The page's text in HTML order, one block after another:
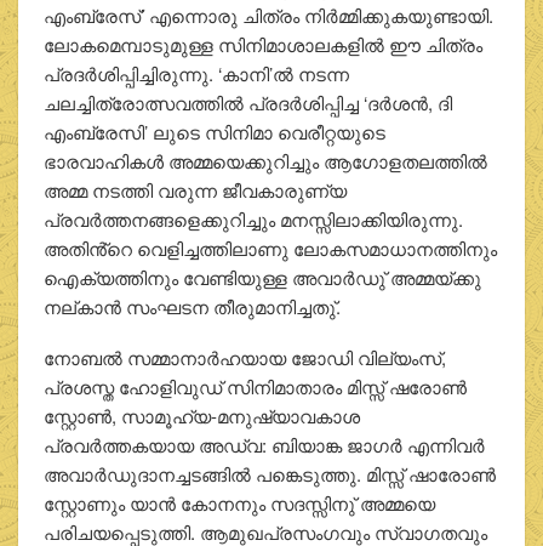
എംബ്രേസ്’ എന്നൊരു ചിത്രം നിർമ്മിക്കുകയുണ്ടായി.
ലോകമെമ്പാടുമുള്ള സിനിമാശാലകളിൽ ഈ ചിത്രം
പ്രദർശിപ്പിച്ചിരുന്നു. ‘കാനി’ൽ നടന്ന
ചലച്ചിത്രോത്സവത്തിൽ പ്രദർശിപ്പിച്ച ‘ദർശൻ, ദി
എംബ്രേസി’ ലുടെ സിനിമാ വെരീറ്റയുടെ
ഭാരവാഹികൾ അമ്മയെക്കുറിച്ചും ആഗോളതലത്തിൽ
അമ്മ നടത്തി വരുന്ന ജീവകാരുണ്യ
പ്രവർത്തനങ്ങളെക്കുറിച്ചും മനസ്സിലാക്കിയിരുന്നു.
അതിൻ്റെ വെളിച്ചത്തിലാണു ലോകസമാധാനത്തിനും
ഐക്യത്തിനും വേണ്ടിയുള്ള അവാർഡു് അമ്മയ്ക്കു
നല്കാൻ സംഘടന തീരുമാനിച്ചതു്.
നോബൽ സമ്മാനാർഹയായ ജോഡി വില്യംസ്,
പ്രശസ്ത ഹോളിവുഡ് സിനിമാതാരം മിസ്സ് ഷരോൺ
സ്റ്റോൺ, സാമൂഹ്യ-മനുഷ്യാവകാശ
പ്രവർത്തകയായ അഡ്വ: ബിയാങ്ക ജാഗർ എന്നിവർ
അവാർഡുദാനച്ചടങ്ങിൽ പങ്കെടുത്തു. മിസ്സ് ഷാരോൺ
സ്റ്റോണും യാൻ കോനനും സദസ്സിനു് അമ്മയെ
പരിചയപ്പെടുത്തി. ആമുഖപ്രസംഗവും സ്വാഗതവും